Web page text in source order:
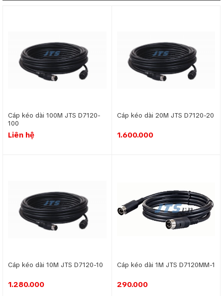
Cáp kéo dài 100M JTS D7120-
100
Liên hệ
Cáp kéo dài 20M JTS D7120-20
1.600.000
Cáp kéo dài 10M JTS D7120-10
1.280.000
Cáp kéo dài 1M JTS D7120MM-1
290.000